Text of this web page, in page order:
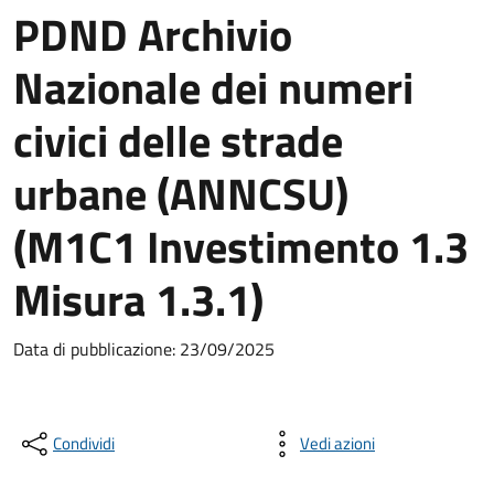
PDND Archivio
Nazionale dei numeri
civici delle strade
urbane (ANNCSU)
(M1C1 Investimento 1.3
Misura 1.3.1)
Data di pubblicazione: 23/09/2025
Condividi Vedi azioni